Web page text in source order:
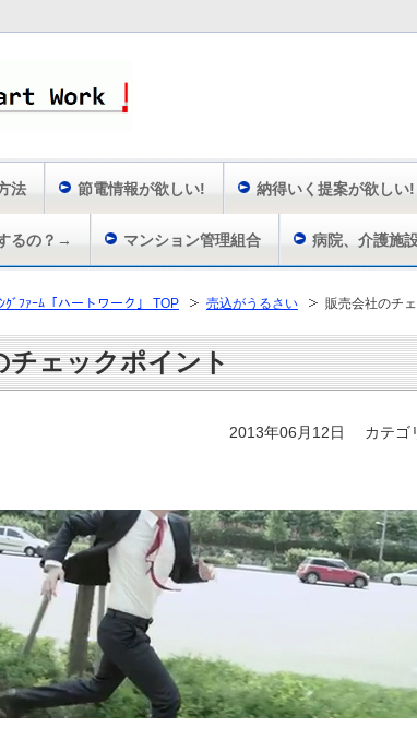
法 節電情報が欲しい! 納得いく提案が欲しい!
るの？→ マンション管理組合 病院、介護施
ﾞﾌｧｰﾑ「ハートワーク」 TOP 売込がうるさい 販売会社のチ
チェックポイント
2013年06月12日 カテゴ